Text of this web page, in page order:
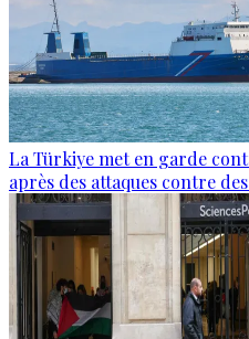
La Türkiye met en garde
après des attaques contre